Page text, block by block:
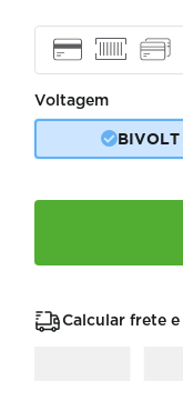
Voltagem
BIVOLT
Calcular frete